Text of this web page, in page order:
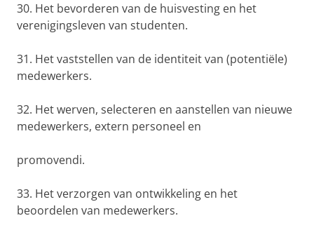
30. Het bevorderen van de huisvesting en het
verenigingsleven van studenten.
31. Het vaststellen van de identiteit van (potentiële)
medewerkers.
32. Het werven, selecteren en aanstellen van nieuwe
medewerkers, extern personeel en
promovendi.
33. Het verzorgen van ontwikkeling en het
beoordelen van medewerkers.